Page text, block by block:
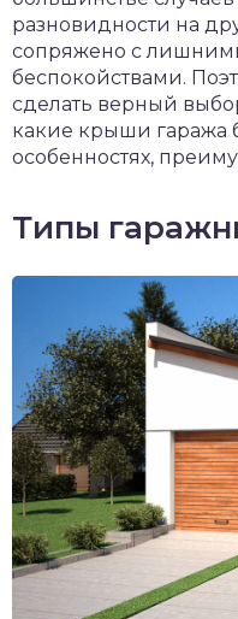
разновидности на
сопряжено с
беспокойствами.
сделать верный
какие крыши гаража
особенностях,
Типы
крыши и кровли
и уход